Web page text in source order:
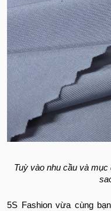
Tuỳ vào nhu cầu và
5S Fashion vừa cùng